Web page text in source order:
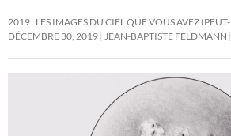
2019 : LES IMAGES DU CIEL QUE VOUS AVEZ
DÉCEMBRE 30, 2019
JEAN-BAPTISTE FELDMANN